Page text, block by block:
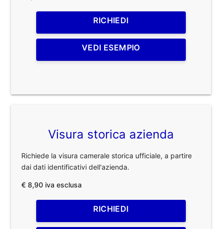
RICHIEDI
VEDI ESEMPIO
Visura storica azienda
Richiede la visura camerale storica ufficiale, a partire
dai dati identificativi dell'azienda.
€ 8,90 iva esclusa
RICHIEDI